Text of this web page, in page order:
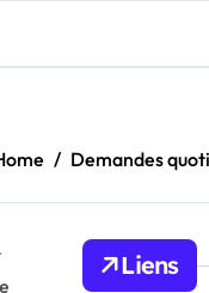
Demandes
Liens